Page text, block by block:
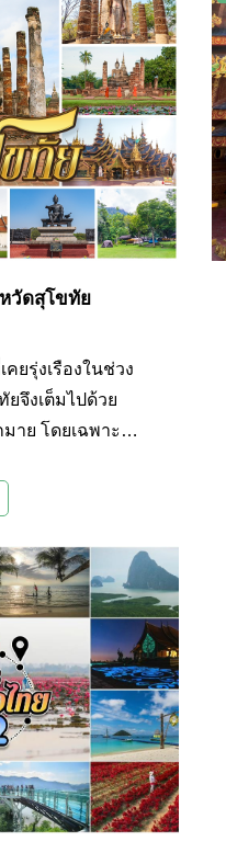
วัดสุโขทัย
ยรุ่งเรืองในช่วง
จึงเต็มไปด้วย
าย โดยเฉพาะ
เอาไว้ให้คนรุ่นหลัง
หวัดสุโขทัยยังมี
รื่องราวที่น่าสนใจ
จึงได้คัดสรร
งหวัดสุโขทัยมาฝาก